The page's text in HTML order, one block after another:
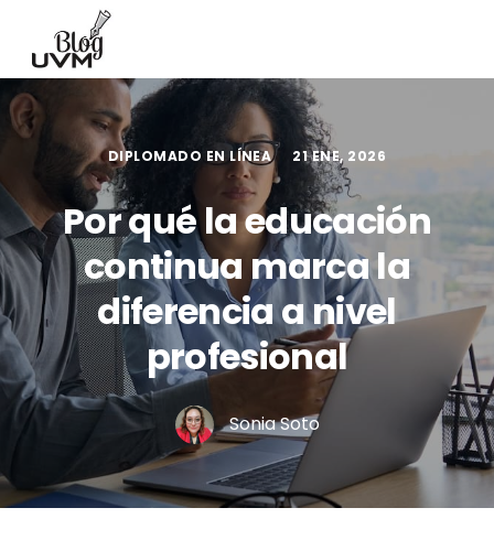
DIPLOMADO EN LÍNEA 21 ENE, 2026
Por qué la educación
continua marca la
diferencia a nivel
profesional
Sonia Soto